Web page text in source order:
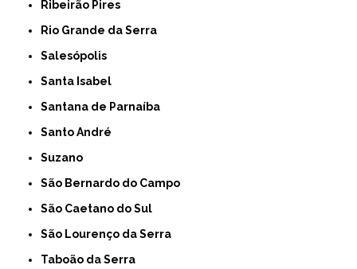
Ribeirão Pires
Rio Grande da Serra
Salesópolis
Santa Isabel
Santana de Parnaíba
Santo André
Suzano
São Bernardo do Campo
São Caetano do Sul
São Lourenço da Serra
Taboão da Serra